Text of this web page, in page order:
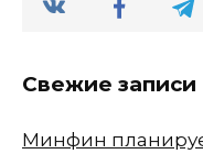
Свежие записи
Минфин